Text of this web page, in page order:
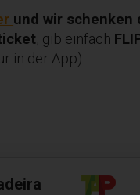
und wir schenken
, gib einfach
in der App)